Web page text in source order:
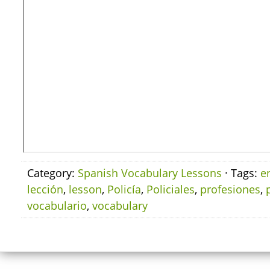
Category: Spanish Vocabulary Lessons · Tags:
lección, lesson, Policía, Policiales, profesiones,
vocabulario, vocabulary